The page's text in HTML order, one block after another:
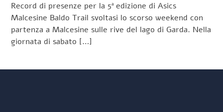
Record di presenze per la 5ª edizione di Asics
Malcesine Baldo Trail svoltasi lo scorso weekend con
partenza a Malcesine sulle rive del lago di Garda. Nella
giornata di sabato […]